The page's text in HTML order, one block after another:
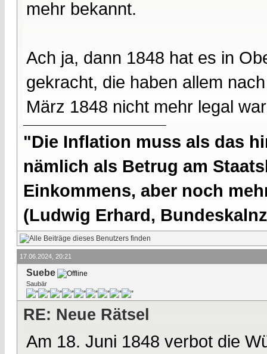
mehr bekannt.
Ach ja, dann 1848 hat es in
gekracht, die haben allem
März 1848 nicht mehr legal
"Die Inflation muss als das
nämlich als Betrug am
Einkommens, aber noch
(Ludwig Erhard,
17.06.2024, 20:21
Suebe
Saubär
RE: Neue Rätsel
Am 18. Juni 1848 verbot die